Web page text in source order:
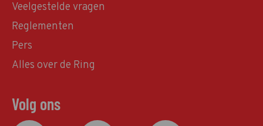
Veelgestelde vragen
Reglementen
Pers
Alles over de Ring
Volg ons